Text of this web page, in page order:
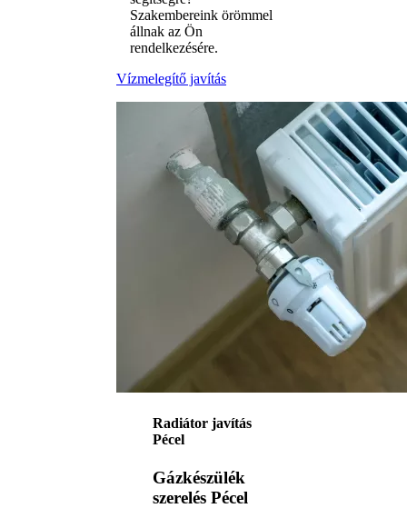
Szakembereink örömmel
állnak az Ön
rendelkezésére.
Vízmelegítő javítás
Radiátor javítás
Pécel
Gázkészülék
szerelés Pécel